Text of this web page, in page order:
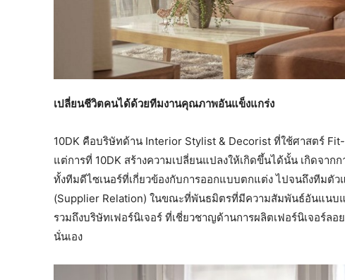
เปลี่ยนชีวิตคนได้ด้วยทีมงานคุณภาพอันแข็งแกร่ง
10DK คือบริษัทด้าน Interior Stylist & Decorist ที่ใช้ศาสตร์
แต่การที่ 10DK สร้างความเปลี่ยนแปลงให้เกิดขึ้นได้นั้น เกิดจา
ทั้งทีมดีไซเนอร์ที่เกี่ยวข้องกับการออกแบบตกแต่ง ไปจนถึงทีมตั
(Supplier Relation) ในขณะที่พันธมิตรที่มีความสัมพันธ์อันแนบ
รวมถึงบริษัทเฟอร์นิเจอร์ ที่เชี่ยวชาญด้านการผลิตเฟอร์นิเจอร์
นั่นเอง